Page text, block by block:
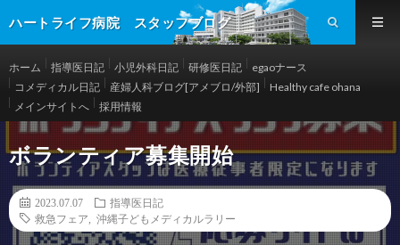
ハートライフ病院 スタッフブログ
ホーム 指導医日記 小児外科日記 研修医日記
egaoナース
コメディカル日記
産婦人科ブログ[アメブロ/外部]
Healthy cafe ohana
メインサイトへ
採用情報
ボランティア募集開始
2023.07.07
指導医日記
救急フェア
沖縄子どもメディカルラリー